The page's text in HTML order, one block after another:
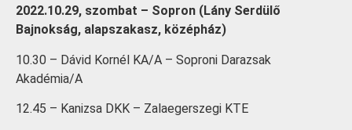
2022.10.29, szombat – Sopron (Lány Serdülő
Bajnokság, alapszakasz, középház)
10.30 – Dávid Kornél KA/A – Soproni Darazsak
Akadémia/A
12.45 – Kanizsa DKK – Zalaegerszegi KTE